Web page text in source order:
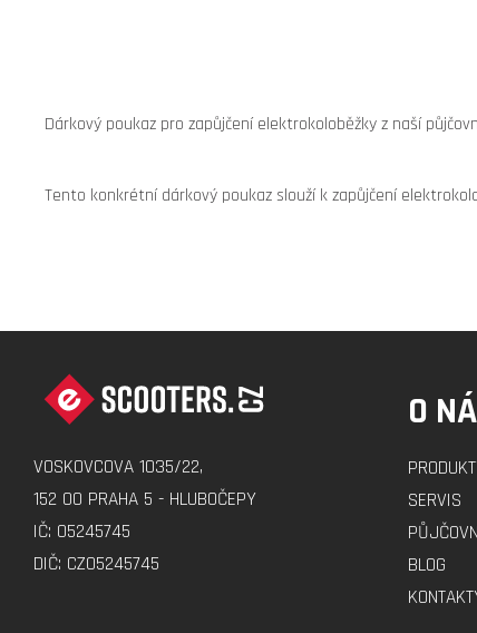
Dárkový poukaz pro zapůjčení elektrokoloběžky z naší
Tento konkrétní dárkový poukaz slouží k zapůjčení
VOSKOVCOVA 1035/22,
152 00 PRAHA 5 - HLUBOČEPY
IČ: 05245745
DIČ: CZ05245745
O
SERVIS
BLOG